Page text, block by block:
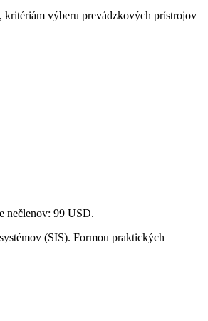
kritériám výberu prevádzkových prístrojov
nečlenov: 99 USD.
(SIS). Formou praktických